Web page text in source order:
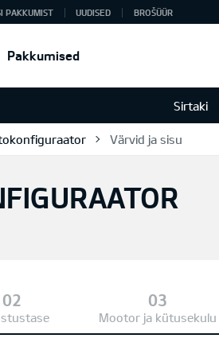
Pakkumised
PAKKUMIST UUDISED BROŠÜÜR
Sirtaki
Värvid ja sisu
Mootor ja kütusekulu